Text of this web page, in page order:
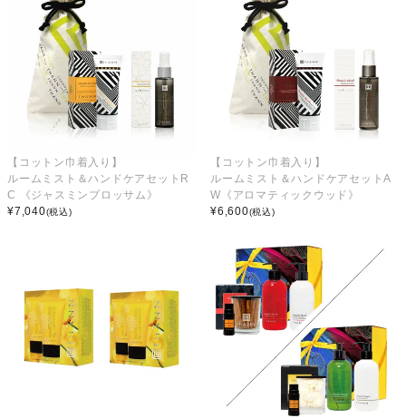
【コットン巾着入り】
ルームミスト＆ハンドケアセットR
C 《ジャスミンブロッサム》
¥7,040(税込)
【コットン巾着入り】
ルームミスト＆ハンドケアセットA
W《アロマティックウッド》
¥6,600(税込)